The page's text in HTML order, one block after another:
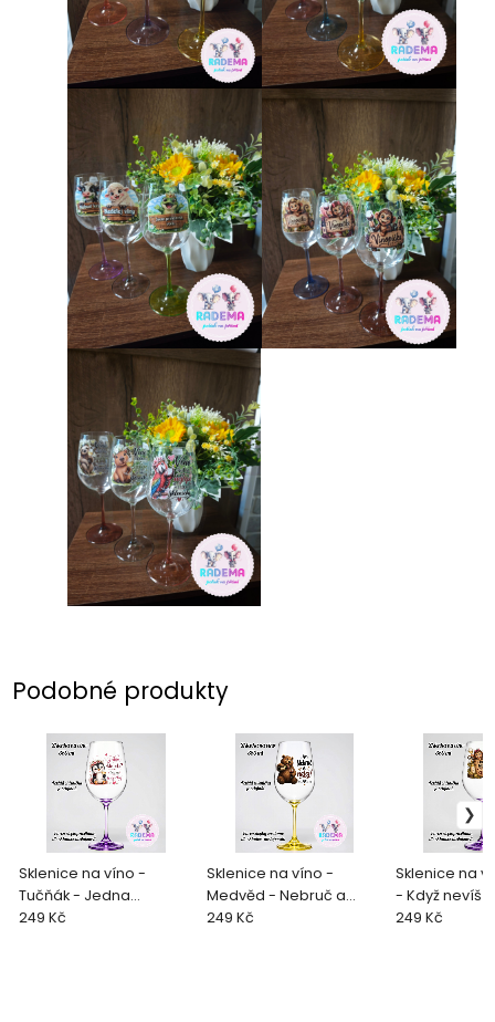
Podobné produkty
Sklenice na víno -
Tučňák - Jedna
sklenička? To je jen
249 Kč
Sklenice na víno -
Medvěd - Nebruč a
nalej!
249 Kč
Sklenice na
- Když nevíš
249 Kč